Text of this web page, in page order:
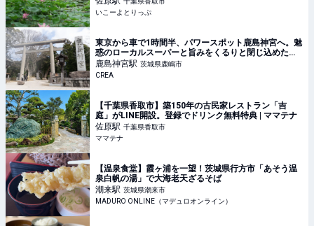
いこーよとりっぷ
東京から車で1時間半、パワースポット鹿島神宮へ。魅
惑のローカルスーパーと旨みをくるりと閉じ込めた野
口カツ。そして名物スイーツ甘太郎。
鹿島神宮駅 茨城県鹿嶋市
CREA
【千葉県香取市】築150年の古民家レストラン「吉
庭」がLINE開設。登録でドリンク無料特典 | ママテナ
佐原駅 千葉県香取市
ママテナ
【温泉食堂】霞ヶ浦を一望！茨城県行方市「あそう温
泉白帆の湯」で大海老天ざるそば
潮来駅 茨城県潮来市
MADURO ONLINE（マデュロオンライン）